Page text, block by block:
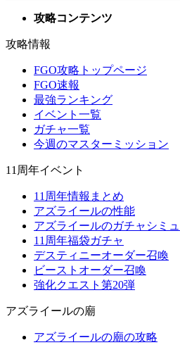
攻略コンテンツ
攻略情報
FGO攻略トップページ
FGO速報
最強ランキング
イベント一覧
ガチャ一覧
今週のマスターミッション
11周年イベント
11周年情報まとめ
アズライールの性能
アズライールのガチャシミュ
11周年福袋ガチャ
デスティニーオーダー召喚
ビーストオーダー召喚
強化クエスト第20弾
アズライールの廟
アズライールの廟の攻略